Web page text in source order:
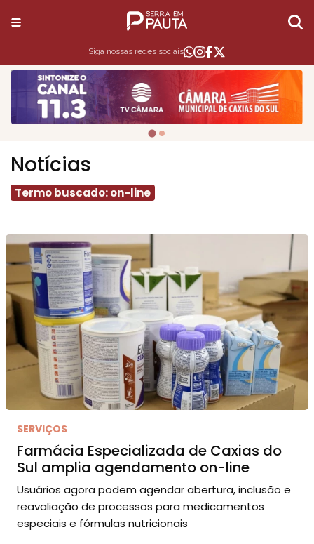
Siga nossas redes sociais
Notícias
Termo buscado: on-line
SERVIÇOS
Farmácia Especializada de Caxias do
Sul amplia agendamento on-line
Usuários agora podem agendar abertura, inclusão e
reavaliação de processos para medicamentos
especiais e fórmulas nutricionais